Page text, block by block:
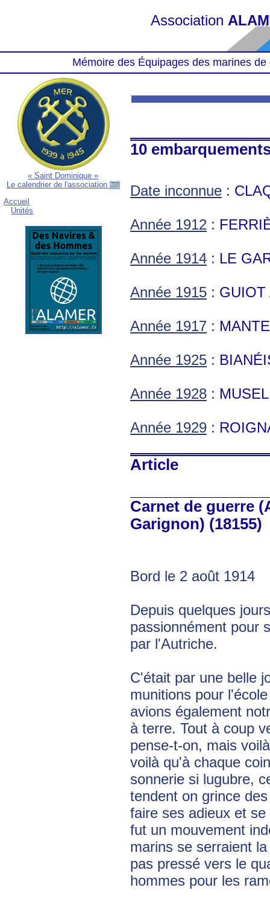
Association
Mémoire des Équipages des marines
« Saint Dominique »
Le calendrier de l'association
Accueil
Unités
10
Date inconnue :
Année 1912 :
Année 1914 : LE
Année 1915 : GUIOT
Année 1917 :
Année 1925 :
Année 1928 :
Année 1929 :
Article
Carnet de guerre
Garignon) (18155)
Bord le 2 août 1914
Depuis quelques
passionnément pour
par l'Autriche.
C'était par une belle
munitions pour
avions également
à terre. Tout à coup
pense-t-on, mais
voilà qu'à chaque
sonnerie si lugubre,
tendent on grince
faire ses adieux et
fut un mouvement
marins se serraient
pas pressé vers le
hommes pour les